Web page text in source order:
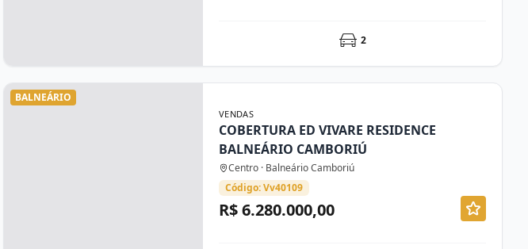
2
BALNEÁRIO
VENDAS
COBERTURA ED VIVARE RESIDENCE
BALNEÁRIO CAMBORIÚ
Centro · Balneário Camboriú
Código: Vv40109
R$ 6.280.000,00